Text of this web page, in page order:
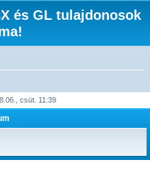
és GL tulajdonosok
csüt. 11:39